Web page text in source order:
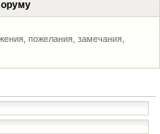
пожелания, замечания,